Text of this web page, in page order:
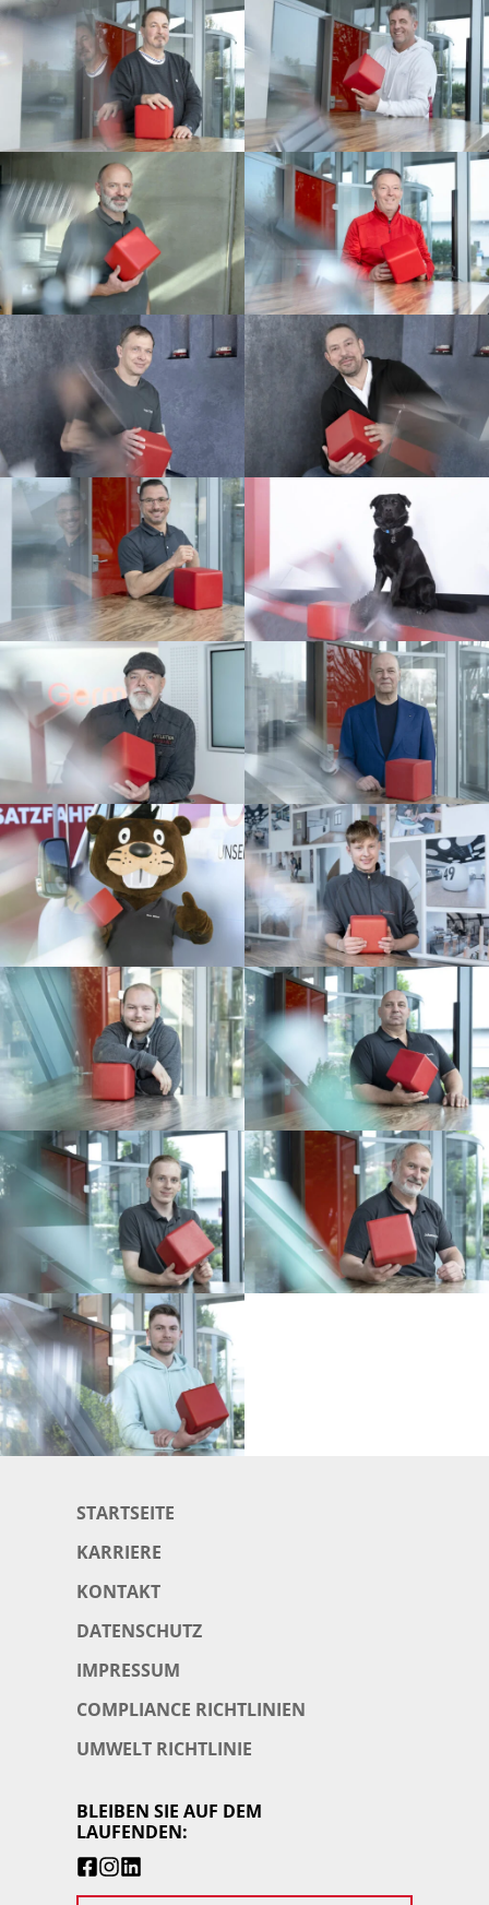
STARTSEITE
KARRIERE
KONTAKT
DATENSCHUTZ
IMPRESSUM
COMPLIANCE RICHTLINIEN
UMWELT RICHTLINIE
BLEIBEN SIE AUF DEM
LAUFENDEN: